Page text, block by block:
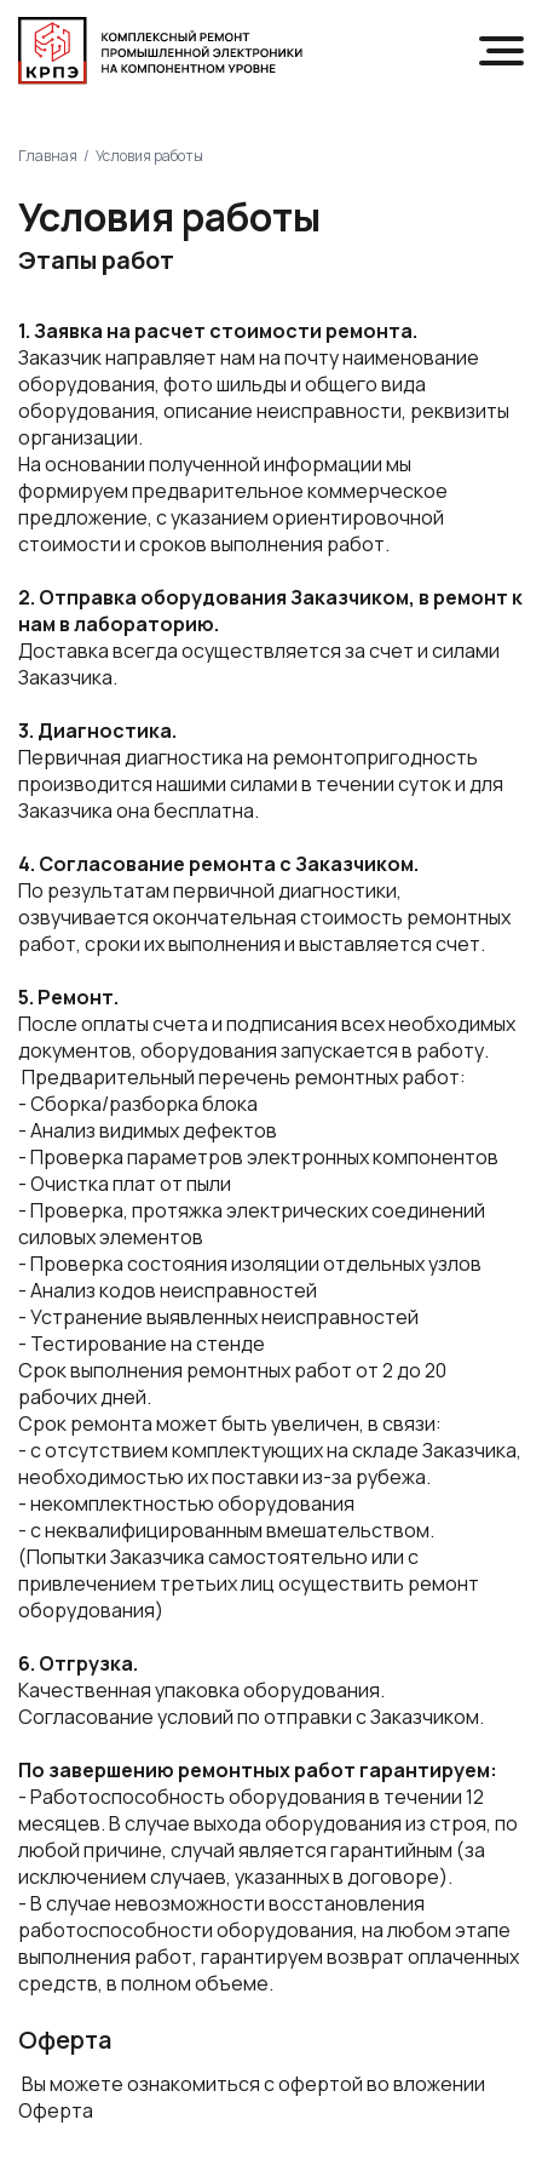
Главная Условия работы
Условия работы
Этапы работ
1. Заявка на расчет стоимости ремонта.
Заказчик направляет нам на почту наименование
оборудования, фото шильды и общего вида
оборудования, описание неисправности, реквизиты
организации.
На основании полученной информации мы
формируем предварительное коммерческое
предложение, с указанием ориентировочной
стоимости и сроков выполнения работ.
2. Отправка оборудования Заказчиком, в ремонт к
нам в лабораторию.
Доставка всегда осуществляется за счет и силами
Заказчика.
3. Диагностика.
Первичная диагностика на ремонтопригодность
производится нашими силами в течении суток и для
Заказчика она бесплатна.
4. Согласование ремонта с Заказчиком.
По результатам первичной диагностики,
озвучивается окончательная стоимость ремонтных
работ, сроки их выполнения и выставляется счет.
5. Ремонт.
После оплаты счета и подписания всех необходимых
документов, оборудования запускается в работу.
Предварительный перечень ремонтных работ:
- Сборка/разборка блока
- Анализ видимых дефектов
- Проверка параметров электронных компонентов
- Очистка плат от пыли
- Проверка, протяжка электрических соединений
силовых элементов
- Проверка состояния изоляции отдельных узлов
- Анализ кодов неисправностей
- Устранение выявленных неисправностей
- Тестирование на стенде
Срок выполнения ремонтных работ от 2 до 20
рабочих дней.
Срок ремонта может быть увеличен, в связи:
- с отсутствием комплектующих на складе Заказчика,
необходимостью их поставки из-за рубежа.
- некомплектностью оборудования
- с неквалифицированным вмешательством.
(Попытки Заказчика самостоятельно или с
привлечением третьих лиц осуществить ремонт
оборудования)
6. Отгрузка.
Качественная упаковка оборудования.
Согласование условий по отправки с Заказчиком.
По завершению ремонтных работ гарантируем:
- Работоспособность оборудования в течении 12
месяцев. В случае выхода оборудования из строя, по
любой причине, случай является гарантийным (за
исключением случаев, указанных в договоре).
- В случае невозможности восстановления
работоспособности оборудования, на любом этапе
выполнения работ, гарантируем возврат оплаченных
средств, в полном объеме.
Оферта
Вы можете ознакомиться с офертой во вложении
Оферта